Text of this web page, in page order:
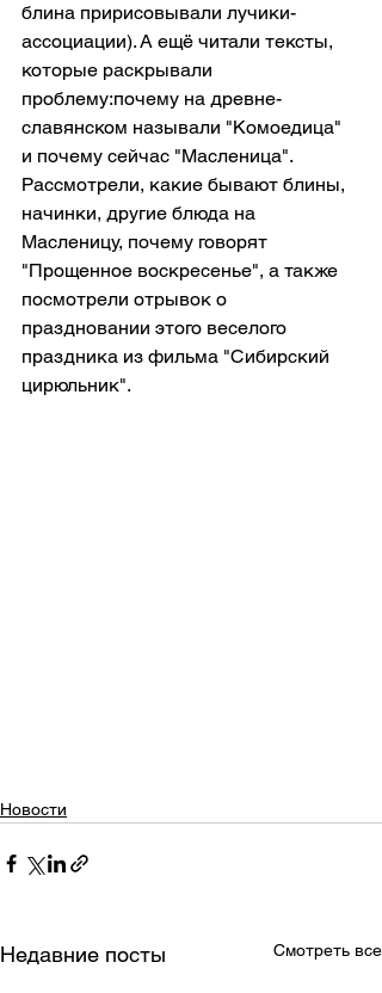
блина пририсовывали лучики-
ассоциации). А ещё читали тексты,
которые раскрывали
проблему:почему на древне-
славянском называли "Комоедица"
и почему сейчас "Масленица".
Рассмотрели, какие бывают блины,
начинки, другие блюда на
Масленицу, почему говорят
"Прощенное воскресенье", а также
посмотрели отрывок о
праздновании этого веселого
праздника из фильма "Сибирский
цирюльник".
Новости
Недавние посты Смотреть все